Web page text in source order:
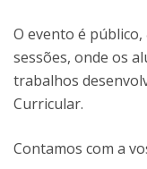
O evento é público,
sessões, onde os
trabalhos
Curricular.
Contamos com a